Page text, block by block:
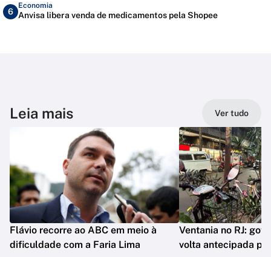
6
Economia
Anvisa libera venda de medicamentos pela Shopee
Leia mais Ver tudo
Flávio recorre ao ABC em meio à
dificuldade com a Faria Lima
Ventania no RJ:
volta antecipada